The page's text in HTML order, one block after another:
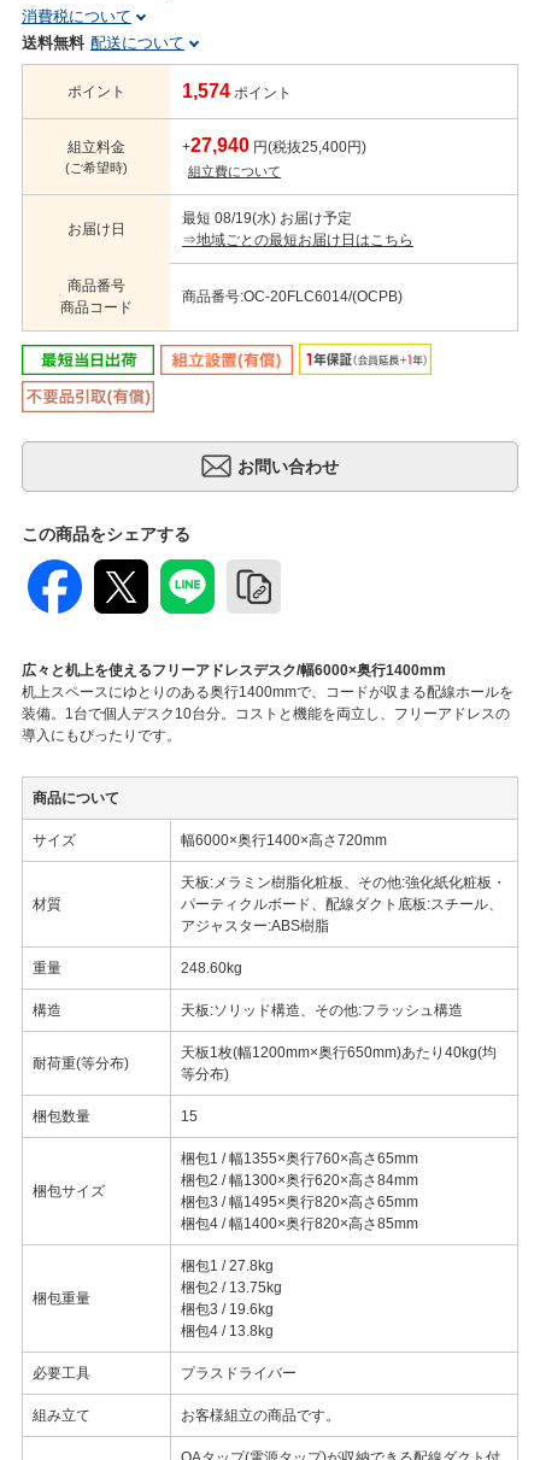
消費税について
送料無料 配送について
ポイント 1,574 ポイント
組立料金
(ご希望時)
+27,940 円(税抜25,400円)
組立費について
お届け日
最短 08/19(水) お届け予定
⇒地域ごとの最短お届け日はこちら
商品番号
商品コード
商品番号:OC-20FLC6014/(OCPB)
この商品をシェアする
広々と机上を使えるフリーアドレスデスク/幅6000×奥行1400mm
机上スペースにゆとりのある奥行1400mmで、コードが収まる配線ホールを
装備。1台で個人デスク10台分。コストと機能を両立し、フリーアドレスの
導入にもぴったりです。
商品について
サイズ 幅6000×奥行1400×高さ720mm
材質
天板:メラミン樹脂化粧板、その他:強化紙化粧板・
パーティクルボード、配線ダクト底板:スチール、
アジャスター:ABS樹脂
重量 248.60kg
構造 天板:ソリッド構造、その他:フラッシュ構造
耐荷重(等分布)
天板1枚(幅1200mm×奥行650mm)あたり40kg(均
等分布)
梱包数量 15
梱包サイズ
梱包1 / 幅1355×奥行760×高さ65mm
梱包2 / 幅1300×奥行620×高さ84mm
梱包3 / 幅1495×奥行820×高さ65mm
梱包4 / 幅1400×奥行820×高さ85mm
梱包重量
梱包1 / 27.8kg
梱包2 / 13.75kg
梱包3 / 19.6kg
梱包4 / 13.8kg
必要工具 プラスドライバー
組み立て お客様組立の商品です。